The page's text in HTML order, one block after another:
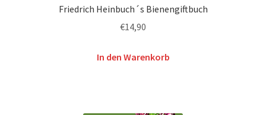
Friedrich Heinbuch´s Bienengiftbuch
€14,90
In den Warenkorb